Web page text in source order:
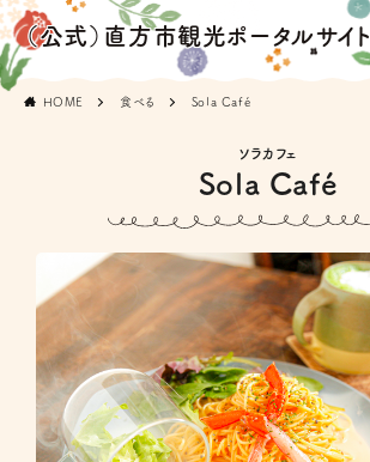
（公式）直方市観光ポータルサイト
HOME 食べる Sola Café
ソラカフェ
Sola Café